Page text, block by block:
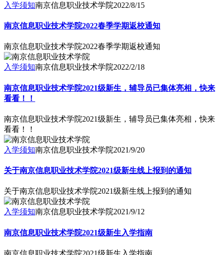
入学须知南京信息职业技术学院2022/8/15
南京信息职业技术学院2022春季学期返校通知
南京信息职业技术学院2022春季学期返校通知
入学须知南京信息职业技术学院2022/2/18
南京信息职业技术学院2021级新生，辅导员已集体亮相，快来
看看！！
南京信息职业技术学院2021级新生，辅导员已集体亮相，快来
看看！！
入学须知南京信息职业技术学院2021/9/20
关于南京信息职业技术学院2021级新生线上报到的通知
关于南京信息职业技术学院2021级新生线上报到的通知
入学须知南京信息职业技术学院2021/9/12
南京信息职业技术学院2021级新生入学指南
南京信息职业技术学院2021级新生入学指南